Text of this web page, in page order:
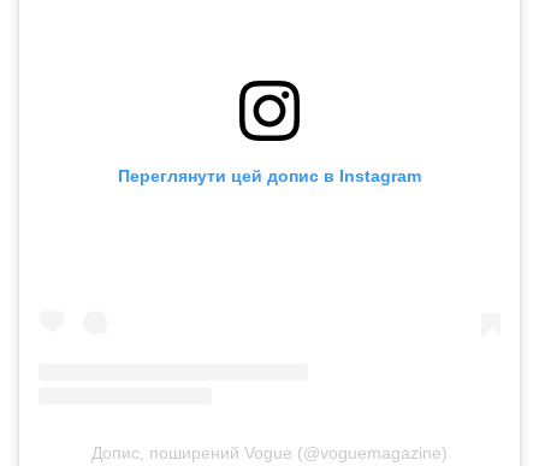
Переглянути цей допис в Instagram
Допис, поширений Vogue (@voguemagazine)